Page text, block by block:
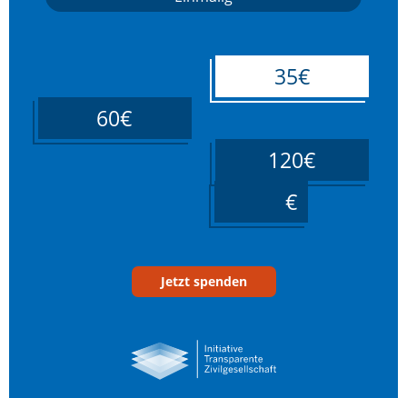
35€
60€
120€
Jetzt spenden